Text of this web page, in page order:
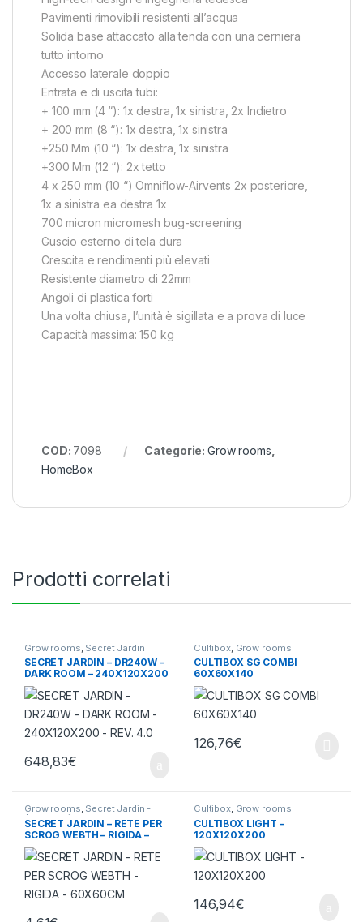
Pavimenti rimovibili resistenti all’acqua
Solida base attaccato alla tenda con una cerniera
tutto intorno
Accesso laterale doppio
Entrata e di uscita tubi:
+ 100 mm (4 “): 1x destra, 1x sinistra, 2x Indietro
+ 200 mm (8 “): 1x destra, 1x sinistra
+250 Mm (10 “): 1x destra, 1x sinistra
+300 Mm (12 “): 2x tetto
4 x 250 mm (10 “) Omniflow-Airvents 2x posteriore,
1x a sinistra ea destra 1x
700 micron micromesh bug-screening
Guscio esterno di tela dura
Crescita e rendimenti più elevati
Resistente diametro di 22mm
Angoli di plastica forti
Una volta chiusa, l’unità è sigillata e a prova di luce
Capacità massima: 150 kg
COD: 7098 Categorie: Grow rooms
HomeBox
Prodotti correlati
Grow rooms Secret Jardin
SECRET JARDIN – DR240W –
DARK ROOM – 240X120X200
– REV. 4.0
648,83€
Cultibox, Grow rooms
CULTIBOX SG COMBI
60X60X140
126,76€
Grow rooms, Secret Jardin -
Accessori
SECRET JARDIN – RETE PER
SCROG WEBTH – RIGIDA –
60X60CM
Cultibox, Grow rooms
CULTIBOX LIGHT –
120X120X200
146,94€